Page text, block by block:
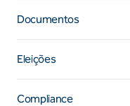
Documentos
Eleições
Compliance